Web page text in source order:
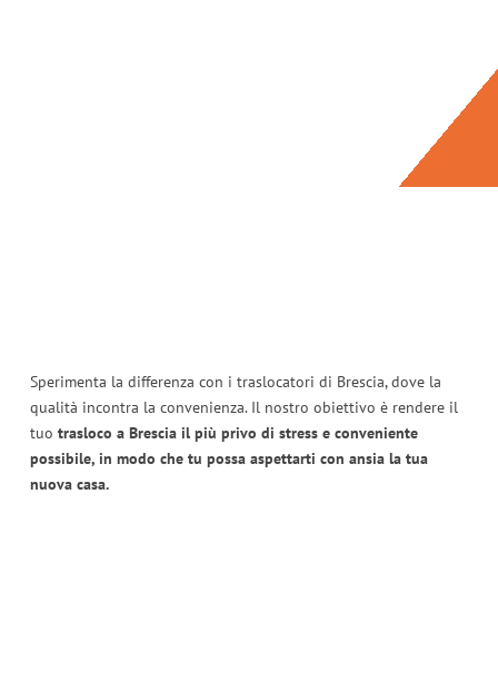
Sperimenta la differenza con i traslocatori di Brescia, dove la
qualità incontra la convenienza. Il nostro obiettivo è rendere il
tuo trasloco a Brescia il più privo di stress e conveniente
possibile, in modo che tu possa aspettarti con ansia la tua
nuova casa.